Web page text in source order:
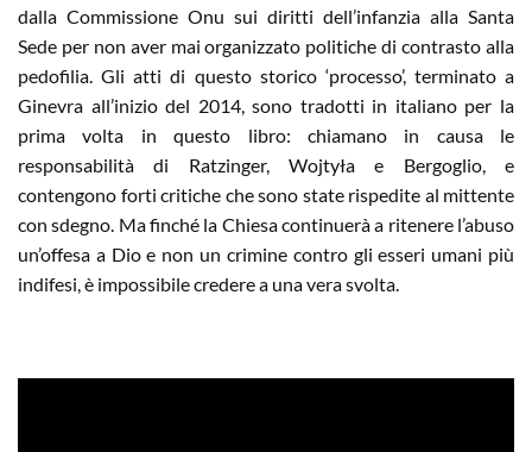
dalla Commissione Onu sui diritti dell’infanzia alla Santa
Sede per non aver mai organizzato politiche di contrasto alla
pedofilia. Gli atti di questo storico ‘processo’, terminato a
Ginevra all’inizio del 2014, sono tradotti in italiano per la
prima volta in questo libro: chiamano in causa le
responsabilità di Ratzinger, Wojtyła e Bergoglio, e
contengono forti critiche che sono state rispedite al mittente
con sdegno. Ma finché la Chiesa continuerà a ritenere l’abuso
un’offesa a Dio e non un crimine contro gli esseri umani più
indifesi, è impossibile credere a una vera svolta.